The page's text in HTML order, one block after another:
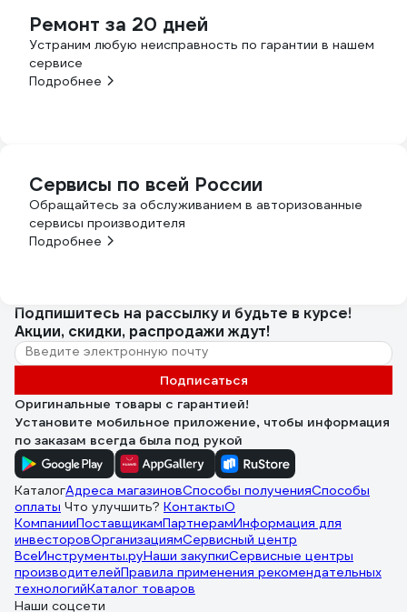
Ремонт за 20 дней
Устраним любую неисправность по гарантии в нашем
сервисе
Подробнее
Сервисы по всей России
Обращайтесь за обслуживанием в авторизованные
сервисы производителя
Подробнее
Подпишитесь на рассылкуи будьте в курсе!
Акции, скидки, распродажи ждут!
Подписаться
Оригинальные товары с гарантией!
Установите мобильное приложение, чтобы информация
по заказам всегда была под рукой
КаталогАдреса магазиновСпособы полученияСпособы
оплаты Что улучшить? КонтактыО
КомпанииПоставщикамПартнерамИнформация для
инвесторовОрганизациямСервисный центр
ВсеИнструменты.руНаши закупкиСервисные центры
производителейПравила применения рекомендательных
технологийКаталог товаров
Наши соцсети